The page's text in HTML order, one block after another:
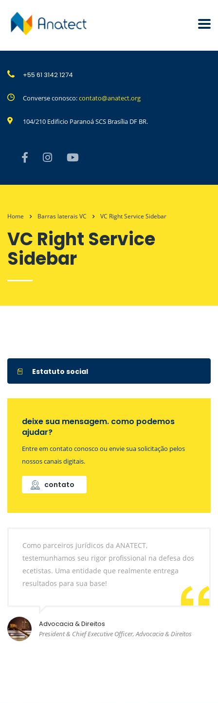
+55 61 3142 1274
Converse conosco:contato@anatect.org
104/210 Edificio Paranoá SCS Brasília DF BR.
Home Barras laterais VC VC Right Service Sidebar
VC Right Service
Sidebar
Estatuto social
deixe sua mensagem. como podemos
ajudar?
Entre em contato conosco ou envie sua solicitação pelos
nossos canais digitais.
contato
Como parceiros jurídicos da ANATECT,
testemunhamos seu rigor profissional na defesa dos
ecetistas. Uma entidade que realmente entrega
resultados para sua base!
Advocacia & Direitos
President & Chief Executive Officer, Advocacia & Direitos